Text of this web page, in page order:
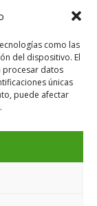
como las
del dispositivo. El
procesar datos
únicas
puede afectar